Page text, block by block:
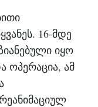
16-მდე
იყო
ოპერაცია, ამ